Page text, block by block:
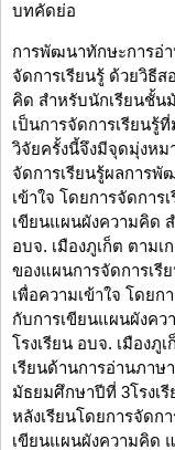
บทคัดย่อ
การพัฒนาทักษะการอ่า
จัดการเรียนรู้ ด้วยวิธี
คิด สำหรับนักเรียนชั้น
เป็นการจัดการเรียนรู้
วิจัยครั้งนี้จึงมีจุดมุ่งหม
จัดการเรียนรู้ผลการพั
เข้าใจ โดยการจัดกา
เขียนแผนผังความคิด
อบจ. เมืองภูเก็ต ตาม
ของแผนการจัดการเ
เพื่อความเข้าใจ โดยก
กับการเขียนแผนผังค
โรงเรียน อบจ. เมืองภู
เรียนด้านการอ่านภาษ
มัธยมศึกษาปีที่ 3โรงเรี
หลังเรียนโดยการจัดก
เขียนแผนผังความคิด